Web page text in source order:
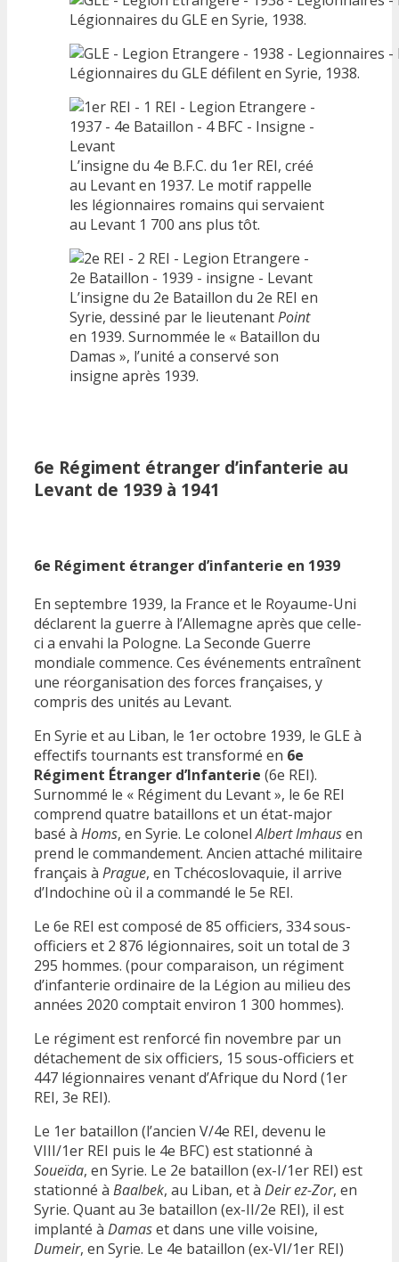
Légionnaires du GLE en Syrie, 1938.
Légionnaires du GLE défilent en Syrie, 1938.
L’insigne du 4e B.F.C. du 1er REI, créé
au Levant en 1937. Le motif rappelle
les légionnaires romains qui servaient
au Levant 1 700 ans plus tôt.
L’insigne du 2e Bataillon du 2e REI en
Syrie, dessiné par le lieutenantPoint
en 1939. Surnommée le « Bataillon du
Damas », l’unité a conservé son
insigne après 1939.
6e Régiment étranger d’infanterie au
Levant de 1939 à 1941
6e Régiment étranger d’infanterie en 1939
En septembre 1939, la France et le Royaume-Uni
déclarent la guerre à l’Allemagne après que celle-
ci a envahi la Pologne. La Seconde Guerre
mondiale commence. Ces événements entraînent
une réorganisation des forces françaises, y
compris des unités au Levant.
En Syrie et au Liban, le 1er octobre 1939, le GLE à
effectifs tournants est transformé en 6e
Régiment Étranger d’Infanterie (6e REI).
Surnommé le « Régiment du Levant », le 6e REI
comprend quatre bataillons et un état-major
basé à Homs, en Syrie. Le colonelAlbert Imhausen
prend le commandement. Ancien attaché militaire
français à Prague, en Tchécoslovaquie, il arrive
d’Indochine où il a commandé le 5e REI.
Le 6e REI est composé de 85 officiers, 334 sous-
officiers et 2 876 légionnaires, soit un total de 3
295 hommes. (pour comparaison, un régiment
d’infanterie ordinaire de la Légion au milieu des
années 2020 comptait environ 1 300 hommes).
Le régiment est renforcé fin novembre par un
détachement de six officiers, 15 sous-officiers et
447 légionnaires venant d’Afrique du Nord (1er
REI, 3e REI).
Le 1er bataillon (l’ancien V/4e REI, devenu le
VIII/1er REI puis le 4e BFC) est stationné à
Soueïda, en Syrie. Le 2e bataillon (ex-I/1er REI) est
stationné à Baalbek, au Liban, et à Deir ez-Zor, en
Syrie. Quant au 3e bataillon (ex-II/2e REI), il est
implanté à Damaset dans une ville voisine,
Dumeir, en Syrie. Le 4e bataillon (ex-VI/1er REI)